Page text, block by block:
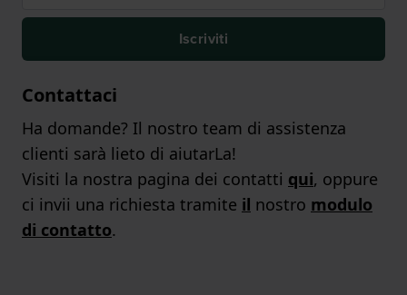
Iscriviti
Contattaci
Ha domande? Il nostro team di assistenza
clienti sarà lieto di aiutarLa!
Visiti la nostra pagina dei contatti qui, oppure
ci invii una richiesta tramite il nostro modulo
di contatto.